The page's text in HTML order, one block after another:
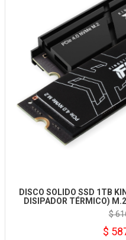
DISCO SOLIDO SSD 1TB
DISIPADOR TÉRMICO)
$
$